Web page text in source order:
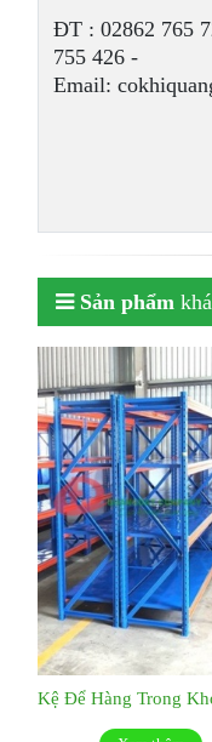
ÐT : 02862 765
755 426 -
Email:
Sản phẩm